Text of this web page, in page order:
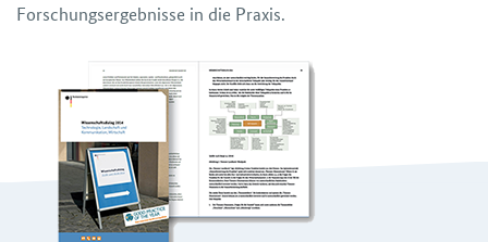
Forschungs­ergebnisse in die Praxis.